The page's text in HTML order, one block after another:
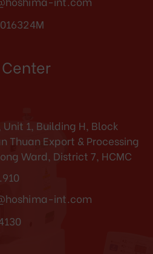
Unit 1, Building H, Block
Thuan Export & Processing
Ward, District 7, HCMC
int.com